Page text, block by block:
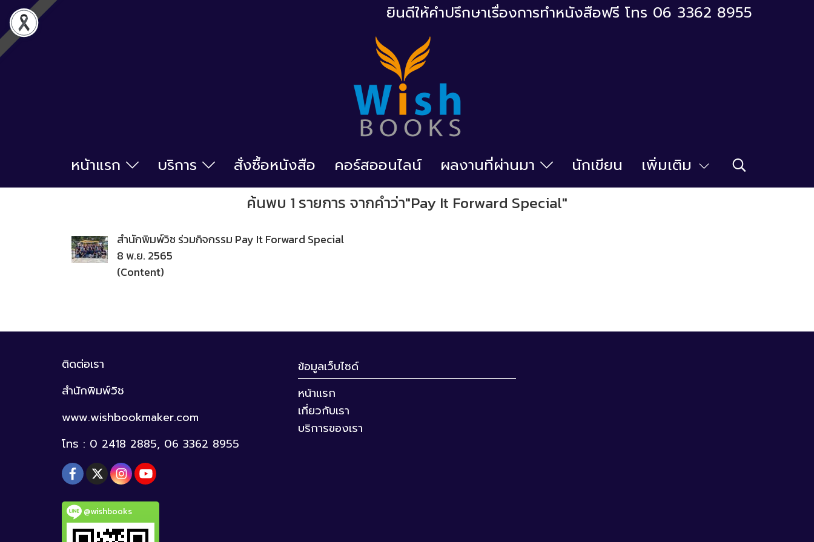
ยินดีให้คำปรึกษาเรื่องการทำหนังสือฟรี โทร 06 3362 8955
หน้าแรก บริการ สั่งซื้อหนังสือ คอร์สออนไลน์ ผลงานที่ผ่านมา นักเขียน เพิ่มเติม
ค้นพบ 1 รายการ จากคำว่า"Pay It Forward Special"
สำนักพิมพ์วิช ร่วมกิจกรรม Pay It Forward Special
8 พ.ย. 2565
(Content)
ติดต่อเรา
สำนักพิมพ์วิช
www.wishbookmaker.com
โทร : 0 2418 2885, 06 3362 8955
@wishbooks
ข้อมูลเว็บไซด์
หน้าแรก
เกี่ยวกับเรา
บริการของเรา